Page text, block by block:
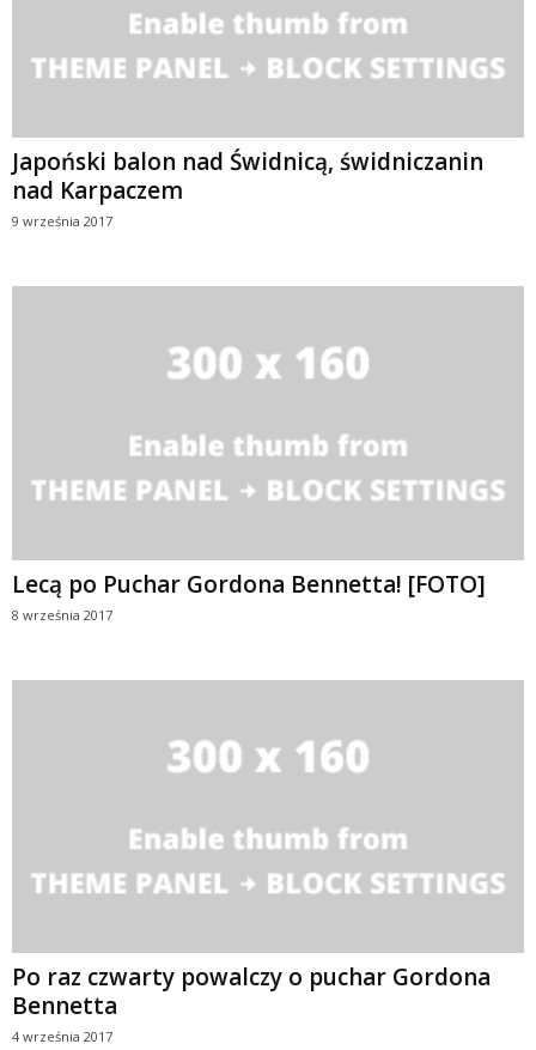
Japoński balon nad Świdnicą, świdniczanin
nad Karpaczem
9 września 2017
Lecą po Puchar Gordona Bennetta! [FOTO]
8 września 2017
Po raz czwarty powalczy o puchar Gordona
Bennetta
4 września 2017